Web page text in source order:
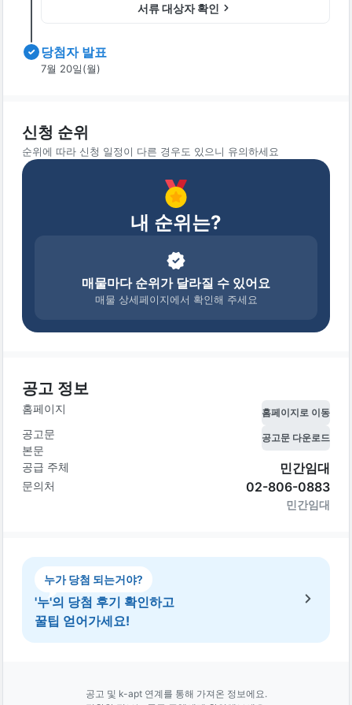
서류 대상자 확인
당첨자 발표
7월 20일(월)
신청 순위
순위에 따라 신청 일정이 다른 경우도 있으니 유의하세요
내 순위는?
매물마다 순위가 달라질 수 있어요
매물 상세페이지에서 확인해 주세요
공고 정보
홈페이지 홈페이지로 이동
공고문
본문
공고문 다운로드
공급 주체 민간임대
문의처 02-806-0883
민간임대
누가 당첨 되는거야?
'누'의 당첨 후기 확인하고
꿀팁 얻어가세요!
공고 및 k-apt 연계를 통해 가져온 정보에요.